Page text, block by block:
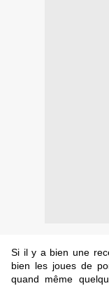
Si il y a bien une
bien les joues de
quand même